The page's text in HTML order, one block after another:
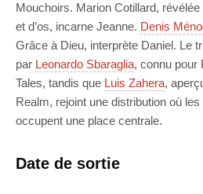
Mouchoirs. Marion Cotillard,
et d’os, incarne Jeanne. Denis
Grâce à Dieu, interprète Daniel. Le
par Leonardo Sbaraglia, connu pour
Tales, tandis que Luis Zahera,
Realm, rejoint une distribution où
occupent une place centrale.
Date de sortie